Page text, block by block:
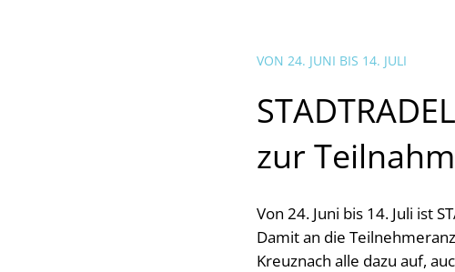
VON 24. JUNI BIS 14. JULI
zur
Von 24. Juni bis 14. Juli ist
Damit an die
Kreuznach alle dazu auf,